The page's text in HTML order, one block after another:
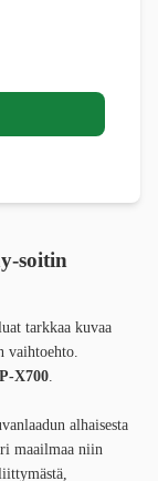
soitin
tarkkaa kuvaa
vaihtoehto.
X700
alhaisesta
maailmaa niin